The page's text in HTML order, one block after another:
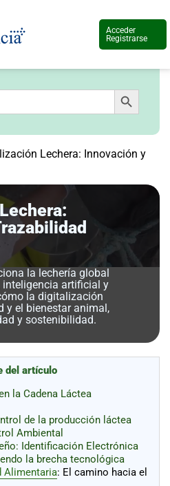
Acceder
Registrarse
Botón de búsqueda
Lechera: Innovación y
la lechería global
inteligencia artificial y
la digitalización
y el bienestar animal,
y sostenibilidad.
del artículo
la Cadena Láctea
de la producción láctea
Ambiental
Identificación Electrónica
la brecha tecnológica
Alimentaria: El camino hacia el